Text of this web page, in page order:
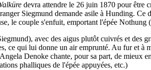
devra attendre le 26 juin 1870 pour être
Siegmund demande asile à Hunding.
le couple s'enfuit, emportant l'épée Nothung (
avec des aigus plutôt cuivrés et des
ce qui lui donne un air emprunté. Au fur et à
Denoke chante, pour sa part, de
phalliques de l'épée appuyées, etc.)